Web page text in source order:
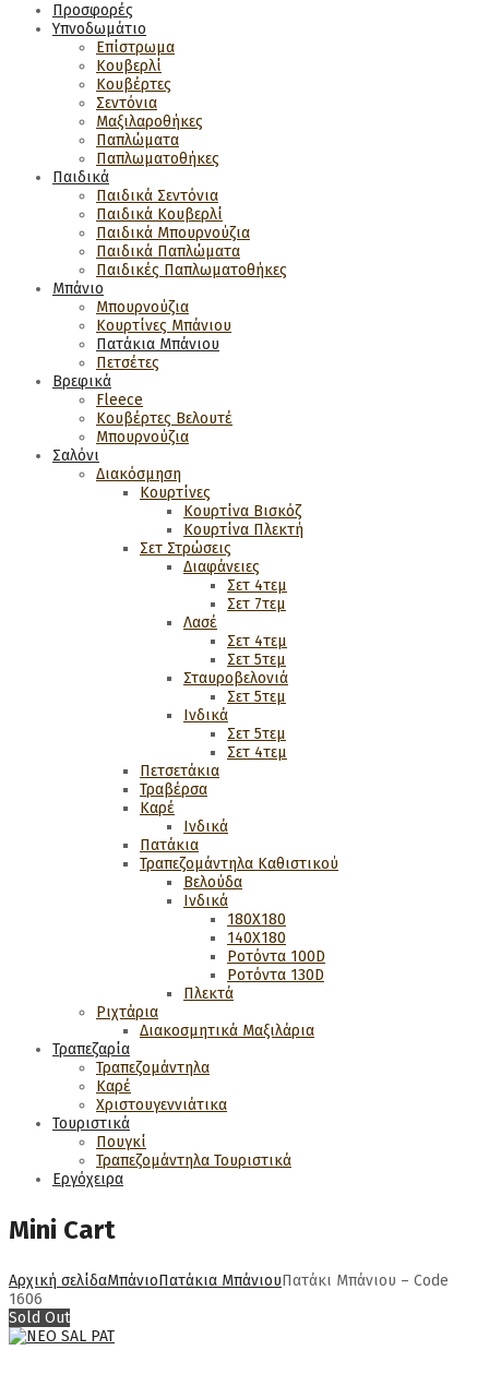
Προσφορές
Υπνοδωμάτιο
Επίστρωμα
Κουβερλί
Κουβέρτες
Σεντόνια
Μαξιλαροθήκες
Παπλώματα
Παπλωματοθήκες
Παιδικά
Παιδικά Σεντόνια
Παιδικά Κουβερλί
Παιδικά Μπουρνούζια
Παιδικά Παπλώματα
Παιδικές Παπλωματοθήκες
Μπάνιο
Μπουρνούζια
Κουρτίνες Μπάνιου
Πατάκια Μπάνιου
Πετσέτες
Βρεφικά
Fleece
Κουβέρτες Βελουτέ
Μπουρνούζια
Σαλόνι
Διακόσμηση
Κουρτίνες
Κουρτίνα Βισκόζ
Κουρτίνα Πλεκτή
Σετ Στρώσεις
Διαφάνειες
Σετ 4τεμ
Σετ 7τεμ
Λασέ
Σετ 4τεμ
Σετ 5τεμ
Σταυροβελονιά
Σετ 5τεμ
Ινδικά
Σετ 5τεμ
Σετ 4τεμ
Πετσετάκια
Τραβέρσα
Καρέ
Ινδικά
Πατάκια
Τραπεζομάντηλα Καθιστικού
Βελούδα
Ινδικά
180Χ180
140Χ180
Ροτόντα 100D
Ροτόντα 130D
Πλεκτά
Ριχτάρια
Διακοσμητικά Μαξιλάρια
Τραπεζαρία
Τραπεζομάντηλα
Καρέ
Χριστουγεννιάτικα
Τουριστικά
Πουγκί
Τραπεζομάντηλα Τουριστικά
Εργόχειρα
Mini Cart
Αρχική σελίδαΜπάνιοΠατάκια ΜπάνιουΠατάκι Μπάνιου – Code
1606
Sold Out